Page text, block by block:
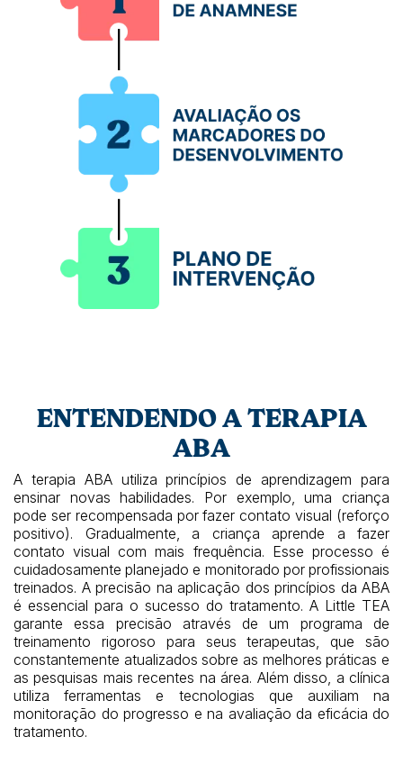
ENTENDENDO A TERAPIA
ABA
A terapia ABA utiliza princípios de aprendizagem para
ensinar novas habilidades. Por exemplo, uma criança
pode ser recompensada por fazer contato visual (reforço
positivo). Gradualmente, a criança aprende a fazer
contato visual com mais frequência. Esse processo é
cuidadosamente planejado e monitorado por profissionais
treinados. A precisão na aplicação dos princípios da ABA
é essencial para o sucesso do tratamento. A Little TEA
garante essa precisão através de um programa de
treinamento rigoroso para seus terapeutas, que são
constantemente atualizados sobre as melhores práticas e
as pesquisas mais recentes na área. Além disso, a clínica
utiliza ferramentas e tecnologias que auxiliam na
monitoração do progresso e na avaliação da eficácia do
tratamento.